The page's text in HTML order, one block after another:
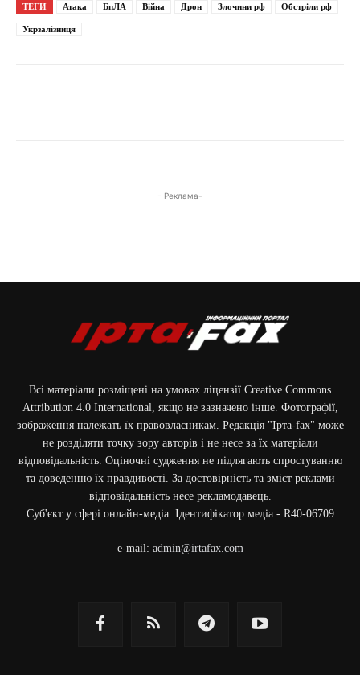
ТЕГИ Атака БпЛА Війна Дрон Злочини рф Обстріли рф
Укрзалізниця
- Реклама-
Всі матеріали розміщені на умовах ліцензії Creative Commons
Attribution 4.0 International, якщо не зазначено інше. Фотографії,
зображення належать їх правовласникам. Редакція "Ірта-fax" може
не розділяти точку зору авторів і не несе за їх матеріали
відповідальність. Оціночні судження не підлягають спростуванню
та доведенню їх правдивості. За достовірність та зміст реклами
відповідальність несе рекламодавець.
Cуб'єкт у сфері онлайн-медіа. Ідентифікатор медіа - R40-06709
e-mail: admin@irtafax.com